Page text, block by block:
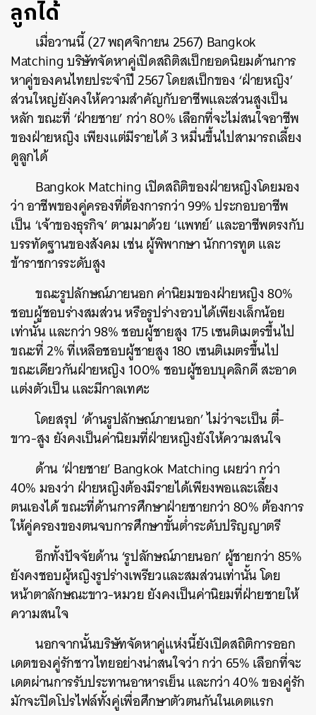
ลูกได้
เมื่อวานนี้ (27 พฤศจิกายน 2567) Bangkok
Matching บริษัทจัดหาคู่เปิดสถิติสเป็กยอดนิยมด้านการ
หาคู่ของคนไทยประจำปี 2567 โดยสเป็กของ ‘ฝ่ายหญิง’
ส่วนใหญ่ยังคงให้ความสำคัญกับอาชีพและส่วนสูงเป็น
หลัก ขณะที่ ‘ฝ่ายชาย’ กว่า 80% เลือกที่จะไม่สนใจอาชีพ
ของฝ่ายหญิง เพียงแต่มีรายได้ 3 หมื่นขึ้นไปสามารถเลี้ยง
ดูลูกได้
Bangkok Matching เปิดสถิติของฝ่ายหญิงโดยมอง
ว่า อาชีพของคู่ครองที่ต้องการกว่า 99% ประกอบอาชีพ
เป็น ‘เจ้าของธุรกิจ’ ตามมาด้วย ‘แพทย์’ และอาชีพตรงกับ
บรรทัดฐานของสังคม เช่น ผู้พิพากษา นักการทูต และ
ข้าราชการระดับสูง
ขณะรูปลักษณ์ภายนอก ค่านิยมของฝ่ายหญิง 80%
ชอบผู้ชอบร่างสมส่วน หรือรูปร่างอวบได้เพียงเล็กน้อย
เท่านั้น และกว่า 98% ชอบผู้ชายสูง 175 เซนติเมตรขึ้นไป
ขณะที่ 2% ที่เหลือชอบผู้ชายสูง 180 เซนติเมตรขึ้นไป
ขณะเดียวกันฝ่ายหญิง 100% ชอบผู้ชอบบุคลิกดี สะอาด
แต่งตัวเป็น และมีกาลเทศะ
โดยสรุป ‘ด้านรูปลักษณ์ภายนอก’ ไม่ว่าจะเป็น ตี๋-
ขาว-สูง ยังคงเป็นค่านิยมที่ฝ่ายหญิงยังให้ความสนใจ
ด้าน ‘ฝ่ายชาย’ Bangkok Matching เผยว่า กว่า
40% มองว่า ฝ่ายหญิงต้องมีรายได้เพียงพอและเลี้ยง
ตนเองได้ ขณะที่ด้านการศึกษาฝ่ายชายกว่า 80% ต้องการ
ให้คู่ครองของตนจบการศึกษาขั้นต่ำระดับปริญญาตรี
อีกทั้งปัจจัยด้าน ‘รูปลักษณ์ภายนอก’ ผู้ชายกว่า 85%
ยังคงชอบผู้หญิงรูปร่างเพรียวและสมส่วนเท่านั้น โดย
หน้าตาลักษณะขาว-หมวย ยังคงเป็นค่านิยมที่ฝ่ายชายให้
ความสนใจ
นอกจากนั้นบริษัทจัดหาคู่แห่งนี้ยังเปิดสถิติการออก
เดตของคู่รักชาวไทยอย่างน่าสนใจว่า กว่า 65% เลือกที่จะ
เดตผ่านการรับประทานอาหารเย็น และกว่า 40% ของคู่รัก
มักจะปิดโปรไฟล์ทั้งคู่เพื่อศึกษาตัวตนกันในเดตแรก
SHARE TWEET LINE EMAIL